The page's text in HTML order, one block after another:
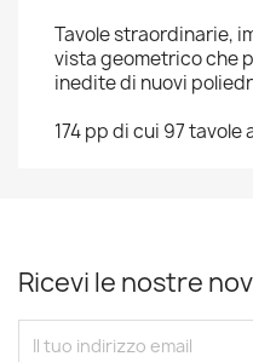
Tavole straordinarie,
vista geometrico che
inedite di nuovi
174 pp di cui 97 tavole
Ricevi le nostre